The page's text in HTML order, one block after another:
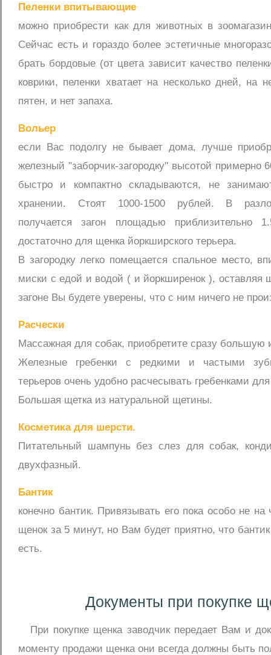
Пеленки впитывающие
можно приобрести как для животных в
Сейчас есть и гораздо более эстетичные
брать бордовые (от цвета зависит качество
коврики, пеленки хватает на несколько дней, на
пятен, и нет запаха.
Вольер
если Вас подолгу не бывает дома, лучше
железный "заборчик-загородку" высотой примерно
быстро и компактно складываются, не
хранении. Стоят 1000-1500 рублей. В
получается загон площадью приблизительно
достаточно для щенка йоркширского терьера.
В загородку легко помещается спальное место,
миски с едой и водой ( и йоркширенок ), оставляя
загоне Вы будете уверены, что с ним ничего не
Расчески
Массажная для собак, приобретите сразу большую
Железные гребенки с редкими и частыми
терьеров очень удобно расчесывать гребенками
Большая щетка из натуральной щетины.
Косметика для шерсти.
Питательный шампунь без слез для собак,
двухфазный.
Бантик
конечно бантик. Привязывать его пока особо не
щенок за 5 минут, но Вам будет приятно, что
есть.
Документы при покупке
При покупке щенка заводчик передает Вам и
моменту продажи щенка они всегда должны быть